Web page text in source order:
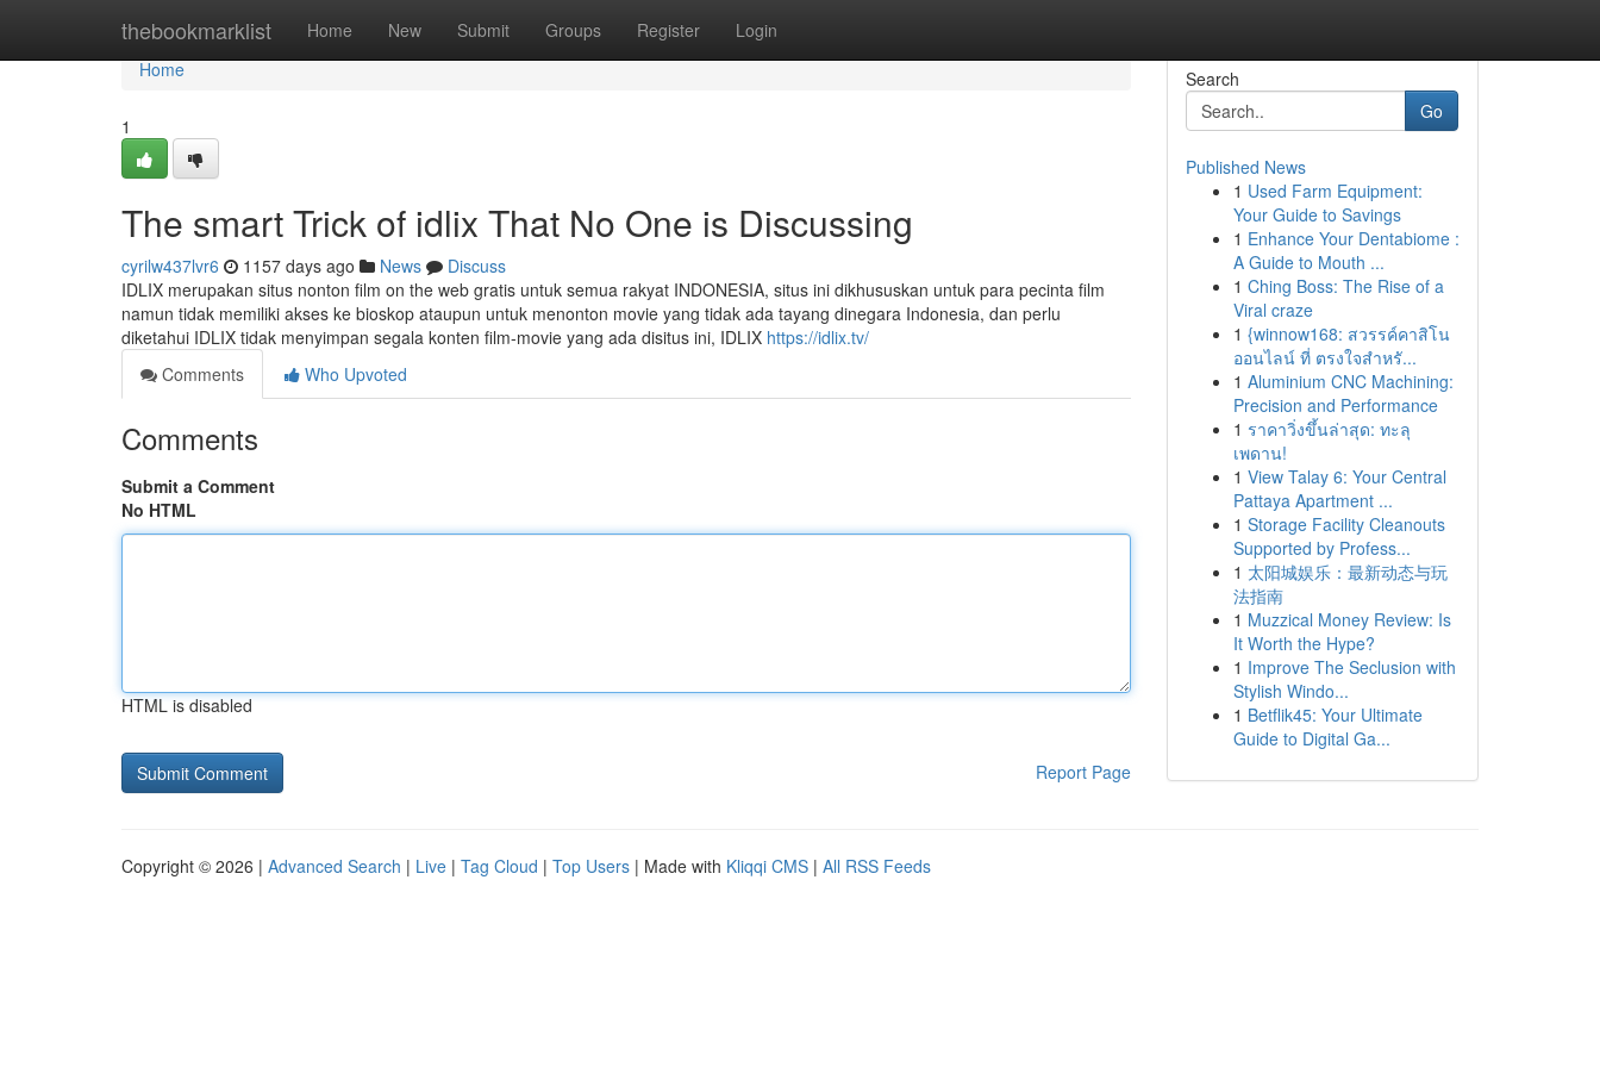
thebookmarklist Home New Submit Groups Register Login
Home
Home
1
The smart Trick of idlix That No One is Discussing
cyrilw437lvr6 1157 days ago News
Discuss
IDLIX merupakan situs nonton film on the web gratis untuk semua rakyat INDONESIA, situs ini dikhususkan untuk para pecinta film
namun tidak memiliki akses ke bioskop ataupun untuk menonton movie yang tidak ada tayang dinegara Indonesia, dan perlu
diketahui IDLIX tidak menyimpan segala konten film-movie yang ada disitus ini, IDLIX https://idlix.tv/
Comments
Who Upvoted
Comments
Submit a Comment
No HTML
HTML is disabled
Report Page
Search
Go
Published News
1 Used Farm Equipment:
Your Guide to Savings
1 Enhance Your Dentabiome :
A Guide to Mouth ...
1 Ching Boss: The Rise of a
Viral craze
1 {winnow168: สวรรค์คาสิโน
ออนไลน์ ที่ ตรงใจสำหรั...
1 Aluminium CNC Machining:
Precision and Performance
1 ราคาวิ่งขึ้นล่าสุด: ทะลุ
เพดาน!
1 View Talay 6: Your Central
Pattaya Apartment ...
1 Storage Facility Cleanouts
Supported by Profess...
1 太阳城娱乐：最新动态与玩
法指南
1 Muzzical Money Review: Is
It Worth the Hype?
1 Improve The Seclusion with
Stylish Windo...
1 Betflik45: Your Ultimate
Guide to Digital Ga...
Copyright © 2026 | Advanced Search | Live | Tag Cloud | Top Users | Made with Kliqqi CMS | All RSS Feeds